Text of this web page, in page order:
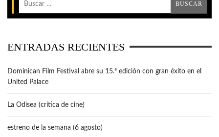
ENTRADAS RECIENTES
Dominican Film Festival abre su 15.ª edición con gran éxito en el
United Palace
La Odisea (crítica de cine)
estreno de la semana (6 agosto)